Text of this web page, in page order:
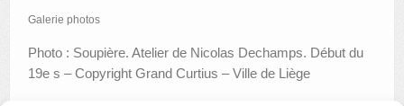
Galerie photos
Photo : Soupière. Atelier de Nicolas Dechamps. Début du
19e s – Copyright Grand Curtius – Ville de Liège